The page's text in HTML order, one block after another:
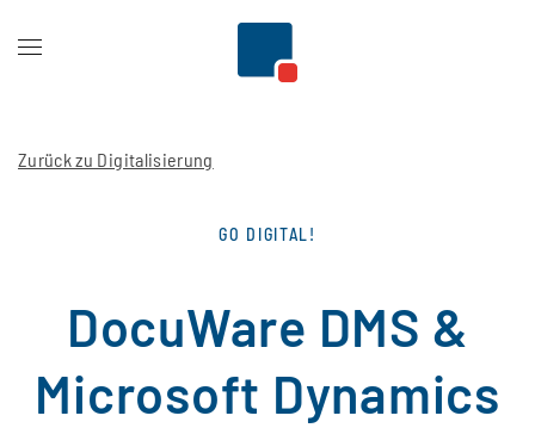
Zurück zu Digitalisierung
GO DIGITAL!
DocuWare DMS &
Microsoft Dynamics